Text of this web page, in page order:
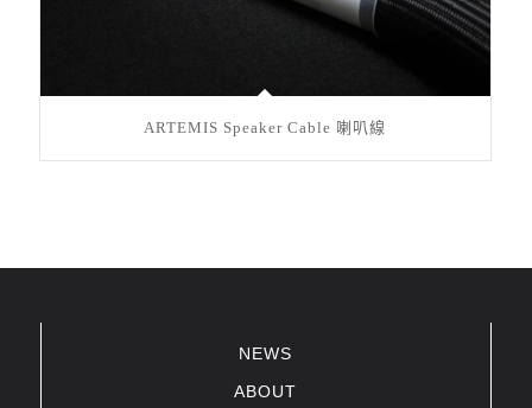
ARTEMIS Speaker Cable 喇叭線
NEWS
ABOUT